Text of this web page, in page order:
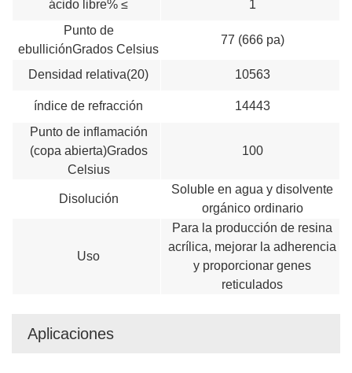
ácido libre% ≤
1
Punto de
ebulliciónGrados Celsius
77 (666 pa)
Densidad relativa(20) 10563
índice de refracción
14443
Punto de inflamación
(copa abierta)Grados
Celsius
100
Disolución
Soluble en agua y disolvente
orgánico ordinario
Uso
Para la producción de resina
acrílica, mejorar la adherencia
y proporcionar genes
reticulados
Aplicaciones